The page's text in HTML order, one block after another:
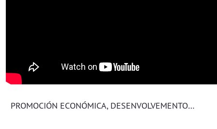
PROMOCIÓN ECONÓMICA, DESENVOLVEMENTO LOCAL E COMERCIO